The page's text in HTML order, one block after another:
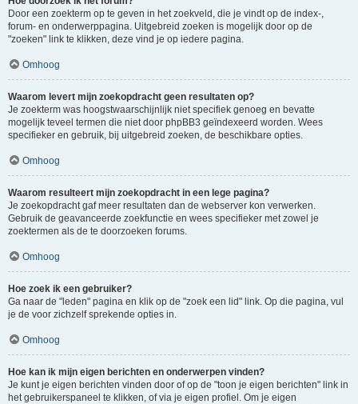
Door een zoekterm op te geven in het zoekveld, die je vindt op de index-,
forum- en onderwerppagina. Uitgebreid zoeken is mogelijk door op de
"zoeken" link te klikken, deze vind je op iedere pagina.
Omhoog
Waarom levert mijn zoekopdracht geen resultaten op?
Je zoekterm was hoogstwaarschijnlijk niet specifiek genoeg en bevatte
mogelijk teveel termen die niet door phpBB3 geïndexeerd worden. Wees
specifieker en gebruik, bij uitgebreid zoeken, de beschikbare opties.
Omhoog
Waarom resulteert mijn zoekopdracht in een lege pagina?
Je zoekopdracht gaf meer resultaten dan de webserver kon verwerken.
Gebruik de geavanceerde zoekfunctie en wees specifieker met zowel je
zoektermen als de te doorzoeken forums.
Omhoog
Hoe zoek ik een gebruiker?
Ga naar de "leden" pagina en klik op de "zoek een lid" link. Op die pagina, vul
je de voor zichzelf sprekende opties in.
Omhoog
Hoe kan ik mijn eigen berichten en onderwerpen vinden?
Je kunt je eigen berichten vinden door of op de "toon je eigen berichten" link in
het gebruikerspaneel te klikken, of via je eigen profiel. Om je eigen